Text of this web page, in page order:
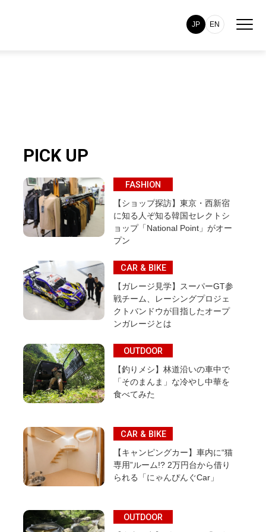
JP EN
PICK UP
FASHION
【ショップ探訪】東京・西新宿
に知る人ぞ知る韓国セレクトシ
ョップ「National Point」がオー
プン
CAR & BIKE
【ガレージ見学】スーパーGT参
戦チーム、レーシングプロジェ
クトバンドウが目指したオープ
ンガレージとは
OUTDOOR
【釣りメシ】林道沿いの車中で
「そのまんま」な冷やし中華を
食べてみた
CAR & BIKE
【キャンピングカー】車内に“猫
専用”ルーム!? 2万円台から借り
られる「にゃんぴんぐCar」
OUTDOOR